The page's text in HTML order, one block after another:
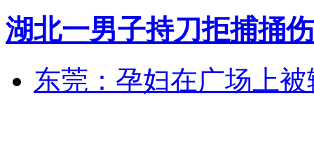
湖北一男子持刀拒捕捅
东莞：孕妇在广场上